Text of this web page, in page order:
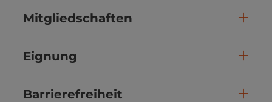
Mitgliedschaften
Eignung
Barrierefreiheit